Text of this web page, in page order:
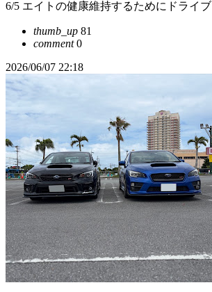
6/5 エイトの健康維持するためにドライブ
thumb_up 81
comment0
2026/06/07 22:18